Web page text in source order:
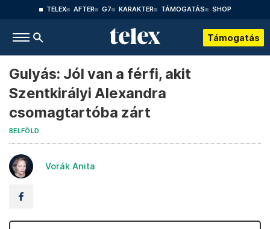
TELEX AFTER G7 KARAKTER TÁMOGATÁS SHOP
Támogatás
Gulyás: Jól van a férfi, akit
Szentkirályi Alexandra
csomagtartóba zárt
BELFÖLD
Vorák Anita